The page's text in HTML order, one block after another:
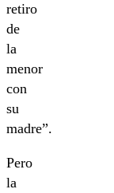
retiro
de
la
menor
con
su
madre”.
Pero
la